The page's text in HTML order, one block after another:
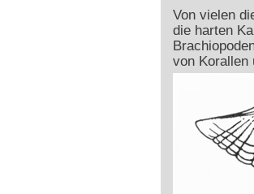
Von vielen
die harten
von Korallen